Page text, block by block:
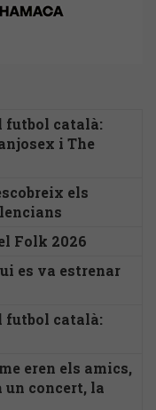
futbol català:
i The
els
Folk 2026
es va estrenar
futbol català:
eren els amics,
un concert, la